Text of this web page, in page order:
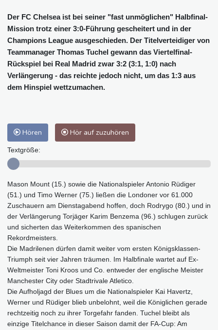
Der FC Chelsea ist bei seiner "fast unmöglichen" Halbfinal-
Mission trotz einer 3:0-Führung gescheitert und in der
Champions League ausgeschieden. Der Titelverteidiger von
Teammanager Thomas Tuchel gewann das Viertelfinal-
Rückspiel bei Real Madrid zwar 3:2 (3:1, 1:0) nach
Verlängerung - das reichte jedoch nicht, um das 1:3 aus
dem Hinspiel wettzumachen.
Hören Hör auf zuzuhören
Textgröße:
Mason Mount (15.) sowie die Nationalspieler Antonio Rüdiger
(51.) und Timo Werner (75.) ließen die Londoner vor 61.000
Zuschauern am Dienstagabend hoffen, doch Rodrygo (80.) und in
der Verlängerung Torjäger Karim Benzema (96.) schlugen zurück
und sicherten das Weiterkommen des spanischen
Rekordmeisters.
Die Madrilenen dürfen damit weiter vom ersten Königsklassen-
Triumph seit vier Jahren träumen. Im Halbfinale wartet auf Ex-
Weltmeister Toni Kroos und Co. entweder der englische Meister
Manchester City oder Stadtrivale Atletico.
Die Aufholjagd der Blues um die Nationalspieler Kai Havertz,
Werner und Rüdiger blieb unbelohnt, weil die Königlichen gerade
rechtzeitig noch zu ihrer Torgefahr fanden. Tuchel bleibt als
einzige Titelchance in dieser Saison damit der FA-Cup: Am